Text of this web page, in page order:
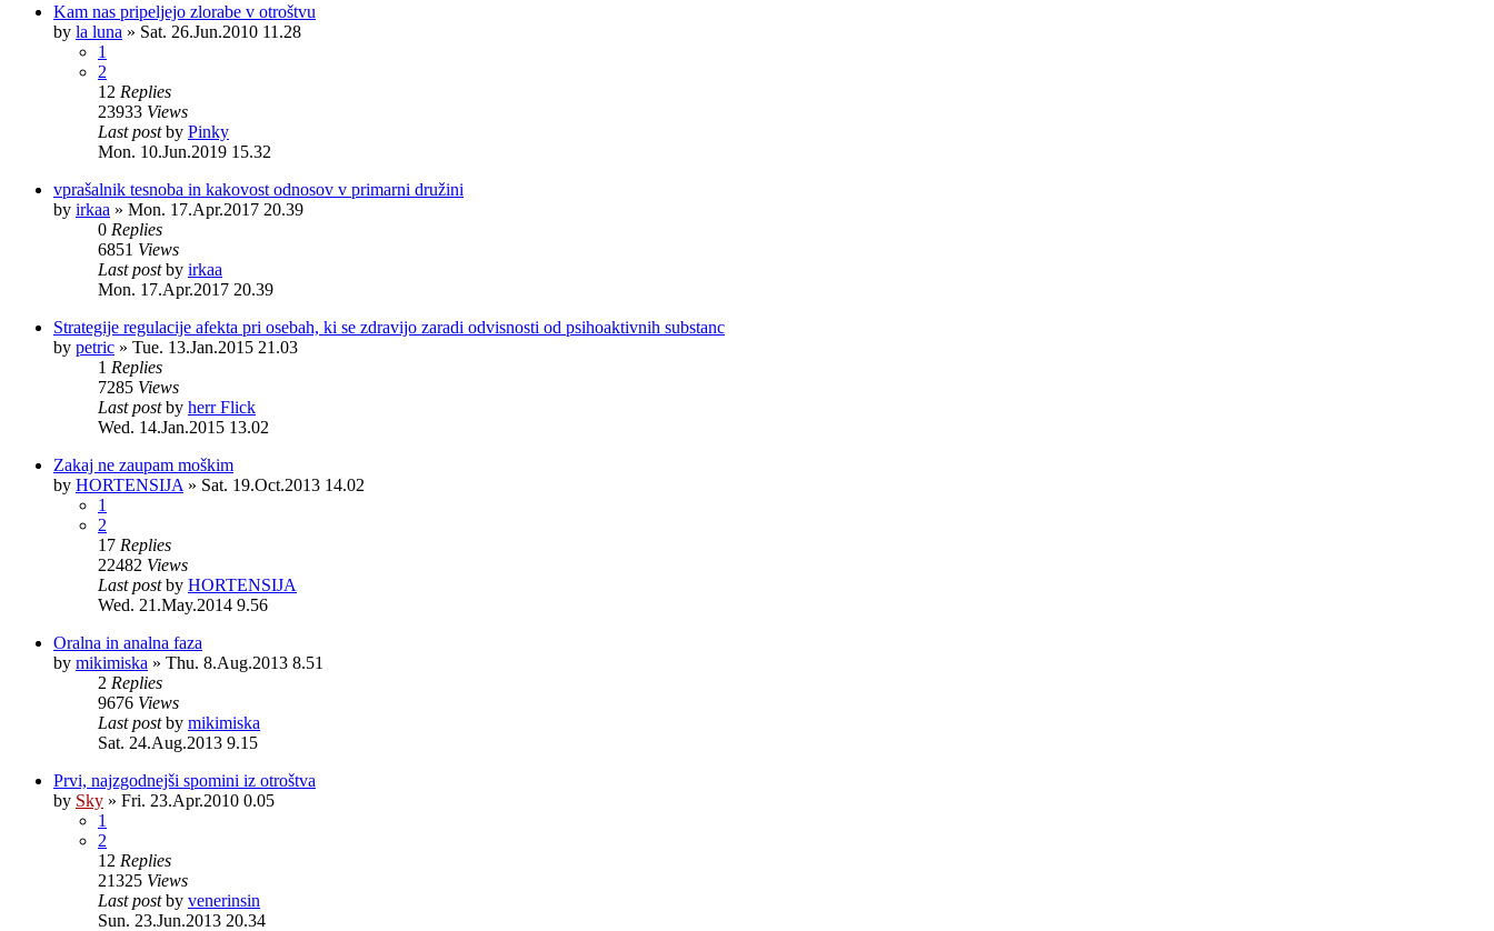
Kam nas pripeljejo zlorabe v otroštvu
by la luna » Sat. 26.Jun.2010 11.28
1
2
12 Replies
23933 Views
Last postby Pinky
Mon. 10.Jun.2019 15.32
vprašalnik tesnoba in kakovost odnosov v primarni družini
by irkaa » Mon. 17.Apr.2017 20.39
0 Replies
6851 Views
Last postby irkaa
Mon. 17.Apr.2017 20.39
Strategije regulacije afekta pri osebah, ki se zdravijo zaradi odvisnosti od psihoaktivnih substanc
by petric » Tue. 13.Jan.2015 21.03
1 Replies
7285 Views
Last postby herr Flick
Wed. 14.Jan.2015 13.02
Zakaj ne zaupam moškim
by HORTENSIJA » Sat. 19.Oct.2013 14.02
1
2
17 Replies
22482 Views
Last postby HORTENSIJA
Wed. 21.May.2014 9.56
Oralna in analna faza
by mikimiska » Thu. 8.Aug.2013 8.51
2 Replies
9676 Views
Last postby mikimiska
Sat. 24.Aug.2013 9.15
Prvi, najzgodnejši spomini iz otroštva
by Sky » Fri. 23.Apr.2010 0.05
1
2
12 Replies
21325 Views
Last postby venerinsin
Sun. 23.Jun.2013 20.34